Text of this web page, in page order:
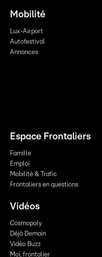
Mobilité
Lux-Airport
Autofestival
Annonces
Espace Frontaliers
Famille
Emploi
Mobilité & Trafic
Frontaliers en questions
Vidéos
Cosmopoly
Déjà Demain
Vidéo Buzz
Moi, frontalier